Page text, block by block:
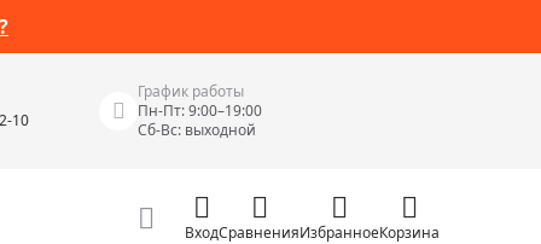
10
График работы
Пн-Пт: 9:00–19:00
Сб-Вс: выходной
ВходСравненияИзбранноеКорзина